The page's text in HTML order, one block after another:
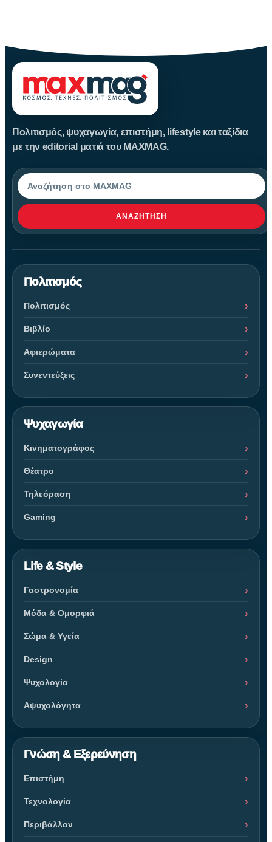
Πολιτισμός, ψυχαγωγία, επιστήμη, lifestyle και ταξίδια
με την editorial ματιά του MAXMAG.
Αναζήτηση
ΑΝΑΖΉΤΗΣΗ
Πολιτισμός
Πολιτισμός
Βιβλίο
Αφιερώματα
Συνεντεύξεις
Ψυχαγωγία
Κινηματογράφος
Θέατρο
Τηλεόραση
Gaming
Life & Style
Γαστρονομία
Μόδα & Ομορφιά
Σώμα & Υγεία
Design
Ψυχολογία
Αψυχολόγητα
Γνώση & Εξερεύνηση
Επιστήμη
Τεχνολογία
Περιβάλλον